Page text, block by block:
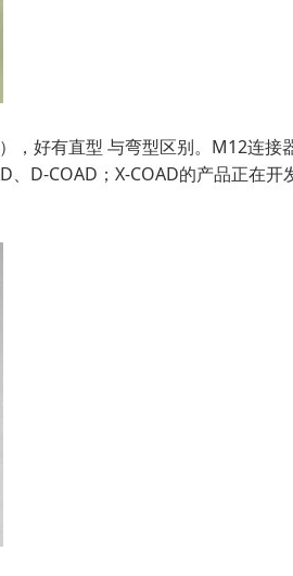
，好有直型 与弯型区别。M12连
D-COAD；X-COAD的产品正在开